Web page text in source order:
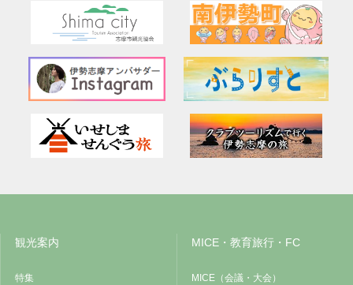
観光案内
特集
MICE・教育旅行・FC
MICE（会議・大会）